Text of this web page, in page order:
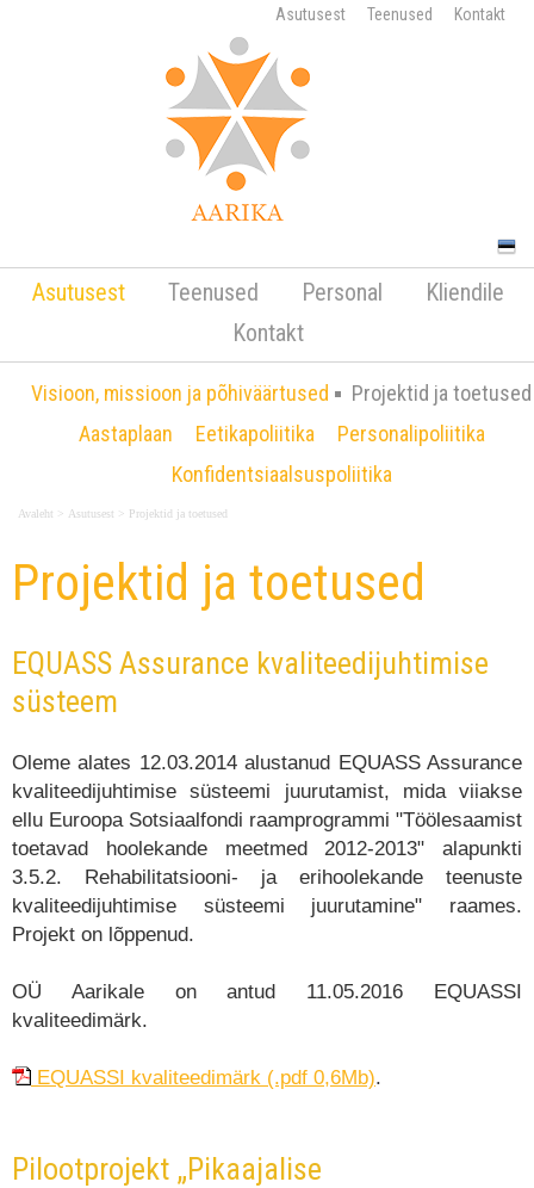
Asutusest Teenused Kontakt
Sotsiaalministeeriumi koduleht Euroopa
Majanduspiirkonna ja Norra toetuste koduleht
Projektid ja toetused
projektide käigus osutame nii logopeedilist abi kui
ka tegevusteraapia ja füsioteraapia teenust
Asutusest Teenused Personal
Kliendile
Kontakt
Visioon, missioon ja põhiväärtused
Projektid ja toetused
Aastaplaan
Eetikapoliitika
Personalipoliitika
Konfidentsiaalsuspoliitika
Avaleht > Asutusest > Projektid ja toetused
Projektid ja toetused
EQUASS Assurance kvaliteedijuhtimise
süsteem
Oleme alates 12.03.2014 alustanud EQUASS Assurance
kvaliteedijuhtimise süsteemi juurutamist, mida viiakse
ellu Euroopa Sotsiaalfondi raamprogrammi "Töölesaamist
toetavad hoolekande meetmed 2012-2013" alapunkti
3.5.2. Rehabilitatsiooni- ja erihoolekande teenuste
kvaliteedijuhtimise süsteemi juurutamine" raames.
Projekt on lõppenud.
OÜ Aarikale on antud 11.05.2016 EQUASSI
kvaliteedimärk.
EQUASSI kvaliteedimärk (.pdf 0,6Mb).
Pilootprojekt „Pikaajalise